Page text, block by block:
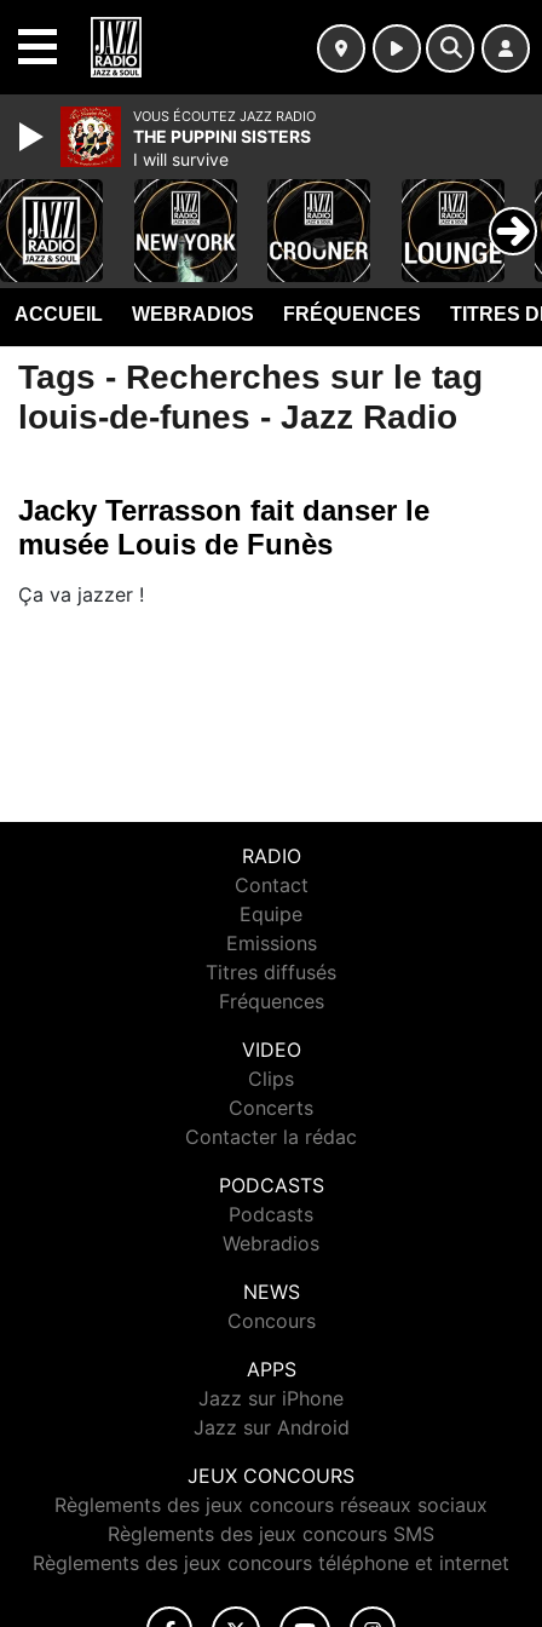
ACCUEIL WEBRADIOS FRÉQUENCES TITRES
Tags - Recherches sur le tag
louis-de-funes - Jazz Radio
Jacky Terrasson fait danser le
musée Louis de Funès
Ça va jazzer !
RADIO
Contact
Equipe
Emissions
Titres diffusés
Fréquences
VIDEO
Clips
Concerts
Contacter la rédac
PODCASTS
Podcasts
Webradios
NEWS
Concours
APPS
Jazz sur iPhone
Jazz sur Android
JEUX CONCOURS
Règlements des jeux concours réseaux sociaux
Règlements des jeux concours SMS
Règlements des jeux concours téléphone et internet
VOUS ÉCOUTEZ JAZZ RADIO
THE PUPPINI SISTERS
I will survive